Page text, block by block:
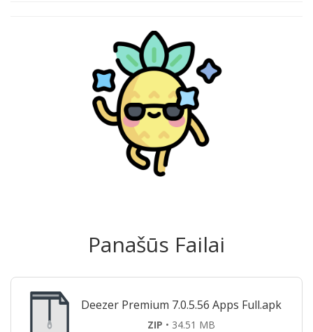
Panašūs Failai
Deezer Premium 7.0.5.56 Apps Full.apk
ZIP • 34.51 MB